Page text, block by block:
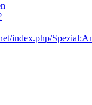
index.php/